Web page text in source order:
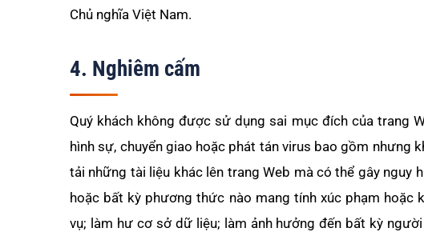
Chủ nghĩa Việt Nam.
4. Nghiêm cấm
Quý khách không được sử dụng sai mục đích của trang
hình sự, chuyển giao hoặc phát tán virus bao gồm nhưng
tải những tài liệu khác lên trang Web mà có thể gây
hoặc bất kỳ phương thức nào mang tính xúc phạm
vụ; làm hư cơ sở dữ liệu; làm ảnh hưởng đến bất kỳ